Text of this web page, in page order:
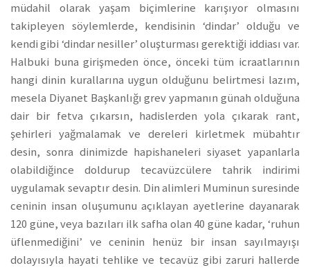
müdahil olarak yaşam biçimlerine karışıyor olmasını
takipleyen söylemlerde, kendisinin ‘dindar’ olduğu ve
kendi gibi ‘dindar nesiller’ oluşturması gerektiği iddiası var.
Halbuki buna girişmeden önce, önceki tüm icraatlarının
hangi dinin kurallarına uygun olduğunu belirtmesi lazım,
mesela Diyanet Başkanlığı grev yapmanın günah olduğuna
dair bir fetva çıkarsın, hadislerden yola çıkarak rant,
şehirleri yağmalamak ve dereleri kirletmek mübahtır
desin, sonra dinimizde hapishaneleri siyaset yapanlarla
olabildiğince doldurup tecavüzcülere tahrik indirimi
uygulamak sevaptır desin. Din alimleri Muminun suresinde
ceninin insan oluşumunu açıklayan ayetlerine dayanarak
120 güne, veya bazıları ilk safha olan 40 güne kadar, ‘ruhun
üflenmediğini’ ve ceninin henüz bir insan sayılmayışı
dolayısıyla hayati tehlike ve tecavüz gibi zaruri hallerde